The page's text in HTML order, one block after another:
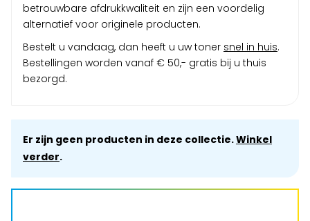
betrouwbare afdrukkwaliteit en zijn een voordelig
alternatief voor originele producten.
Bestelt u vandaag, dan heeft u uw toner snel in huis.
Bestellingen worden vanaf € 50,- gratis bij u thuis
bezorgd.
Er zijn geen producten in deze collectie.Winkel
verder.